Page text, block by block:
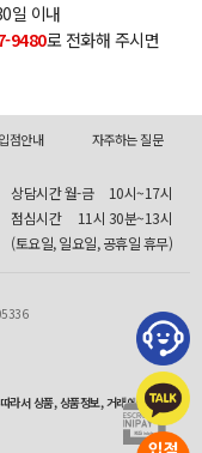
일 이내
9480로 전화해 주시면
점안내 자주하는 질문
상담시간 월-금
10시~17시
점심시간
11시 30분~13시
(토요일, 일요일, 공휴일 휴무)
라서 상품, 상품정보, 거래에 관한